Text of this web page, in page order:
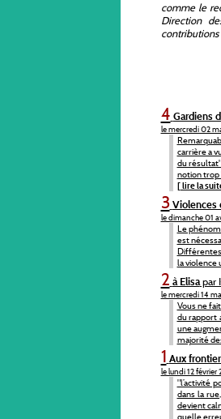
comme le
Direction
contributions
4 Gardiens
le mercredi 02
carrière a
du résultat"
notion trop
[ lire la
3 Violences
le dimanche 01
Le
est
Différentes
la violence
2 à Elisapar
le mercredi 14
Vous ne
du rapport
une
majorité
1 Aux
le lundi 12 février
"l’activité
dans la
devient